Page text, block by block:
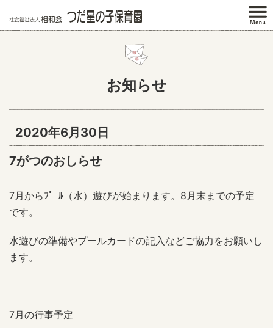
お知らせ
2020年6月30日
7がつのおしらせ
7月からﾌﾟｰﾙ（水）遊びが始まります。8月末までの予定
です。
水遊びの準備やプールカードの記入などご協力をお願いし
ます。
7月の行事予定